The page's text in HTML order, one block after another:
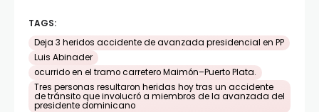
TAGS:
Deja 3 heridos accidente de avanzada presidencial en PP
Luis Abinader
ocurrido en el tramo carretero Maimón–Puerto Plata.
Tres personas resultaron heridas hoy tras un accidente
de tránsito que involucró a miembros de la avanzada del
presidente dominicano